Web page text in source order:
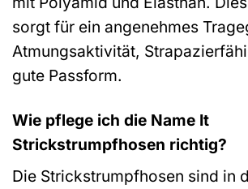
sorgt für ein angenehmes
Atmungsaktivität,
gute Passform.
Wie pflege ich die Name It
Strickstrumpfhosen richtig?
Die Strickstrumpfhosen sind in